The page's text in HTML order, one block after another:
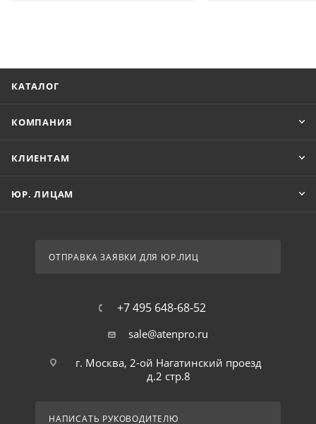
КАТАЛОГ
КОМПАНИЯ
КЛИЕНТАМ
ЮР. ЛИЦАМ
ОТПРАВКА ЗАЯВКИ ДЛЯ ЮР.ЛИЦ
+7 495 648-68-52
sale@atenpro.ru
г. Москва, 2-ой Нагатинский проезд
д.2 стр.8
НАПИСАТЬ РУКОВОДИТЕЛЮ